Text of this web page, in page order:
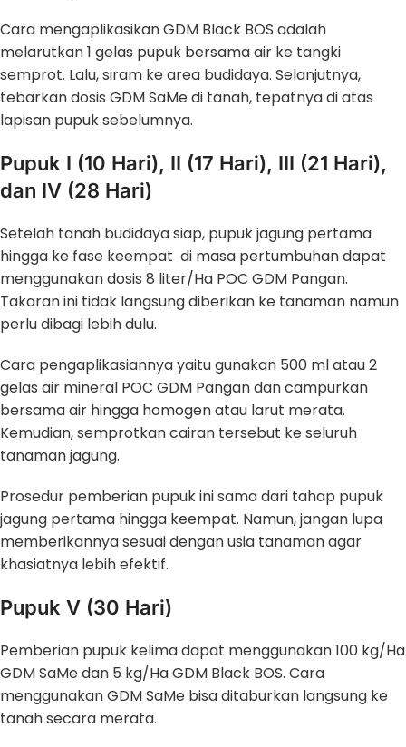
Cara mengaplikasikan GDM Black BOS adalah
melarutkan 1 gelas pupuk bersama air ke tangki
semprot. Lalu, siram ke area budidaya. Selanjutnya,
tebarkan dosis GDM SaMe di tanah, tepatnya di atas
lapisan pupuk sebelumnya.
Pupuk I (10 Hari), II (17 Hari), III (21 Hari),
dan IV (28 Hari)
Setelah tanah budidaya siap, pupuk jagung pertama
hingga ke fase keempat di masa pertumbuhan dapat
menggunakan dosis 8 liter/Ha POC GDM Pangan.
Takaran ini tidak langsung diberikan ke tanaman namun
perlu dibagi lebih dulu.
Cara pengaplikasiannya yaitu gunakan 500 ml atau 2
gelas air mineral POC GDM Pangan dan campurkan
bersama air hingga homogen atau larut merata.
Kemudian, semprotkan cairan tersebut ke seluruh
tanaman jagung.
Prosedur pemberian pupuk ini sama dari tahap pupuk
jagung pertama hingga keempat. Namun, jangan lupa
memberikannya sesuai dengan usia tanaman agar
khasiatnya lebih efektif.
Pupuk V (30 Hari)
Pemberian pupuk kelima dapat menggunakan 100 kg/Ha
GDM SaMe dan 5 kg/Ha GDM Black BOS. Cara
menggunakan GDM SaMe bisa ditaburkan langsung ke
tanah secara merata.